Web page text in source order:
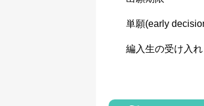
単願(early
編入生の受け入れ